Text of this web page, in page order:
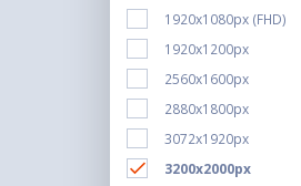
1920x1080px (FHD)
1920x1200px
2560x1600px
2880x1800px
3072x1920px
3200x2000px